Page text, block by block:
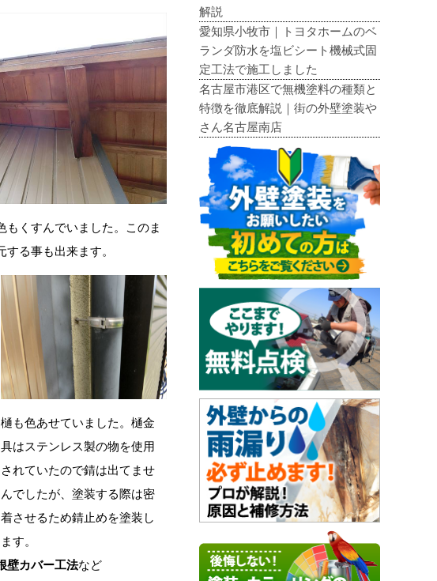
くすんでいました。このま
る事も出来ます。
樋も色あせていました。樋金
具はステンレス製の物を使用
されていたので錆は出てませ
んでしたが、塗装する際は密
着させるため錆止めを塗装し
ます。
壁カバー工法など
解説
愛知県小牧市｜トヨタホームのベ
ランダ防水を塩ビシート機械式固
定工法で施工しました
名古屋市港区で無機塗料の種類と
特徴を徹底解説｜街の外壁塗装や
さん名古屋南店